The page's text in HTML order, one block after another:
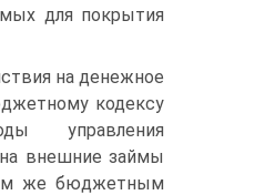
для покрытия
на денежное
кодексу
управления
внешние займы
же бюджетным